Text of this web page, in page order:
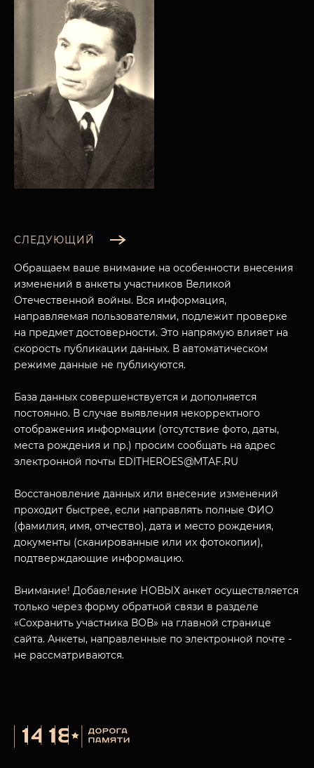
МУЗЕЙНЫЙ КОМПЛЕКС
ПОСЕТИТЕЛЯМ
НАЗАД
СЛЕДУЮЩИЙ
Обращаем ваше внимание на особенности внесения
изменений в анкеты участников Великой
Отечественной войны. Вся информация,
направляемая пользователями, подлежит проверке
на предмет достоверности. Это напрямую влияет на
скорость публикации данных. В автоматическом
режиме данные не публикуются.
База данных совершенствуется и дополняется
постоянно. В случае выявления некорректного
отображения информации (отсутствие фото, даты,
места рождения и пр.) просим сообщать на адрес
электронной почты EDITHEROES@MTAF.RU
Восстановление данных или внесение изменений
проходит быстрее, если направлять полные ФИО
(фамилия, имя, отчество), дата и место рождения,
документы (сканированные или их фотокопии),
подтверждающие информацию.
Внимание! Добавление НОВЫХ анкет осуществляется
только через форму обратной связи в разделе
«Сохранить участника ВОВ» на главной странице
сайта. Анкеты, направленные по электронной почте -
не рассматриваются.